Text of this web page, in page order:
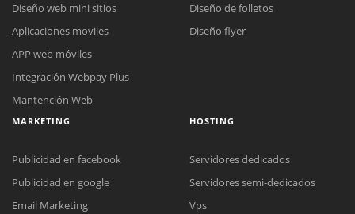
Diseño web mini sitios
Aplicaciones moviles
APP web móviles
Integración Webpay Plus
Mantención Web
Diseño de folletos
Diseño flyer
MARKETING
Publicidad en facebook
Publicidad en google
Email Marketing
HOSTING
Servidores dedicados
Servidores semi-dedicados
Vps